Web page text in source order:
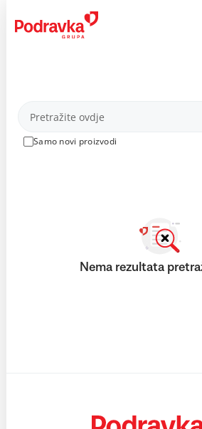
content
Proizvodi
Samo novi proizvodi
Nema rezultata